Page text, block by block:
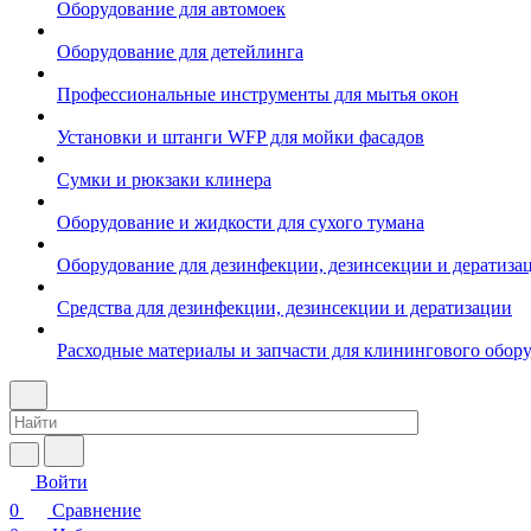
Оборудование для автомоек
Оборудование для детейлинга
Профессиональные инструменты для мытья окон
Установки и штанги WFP для мойки фасадов
Сумки и рюкзаки клинера
Оборудование и жидкости для сухого тумана
Оборудование для дезинфекции, дезинсекции и
Средства для дезинфекции, дезинсекции и дератизации
Расходные материалы и запчасти для клинингового
Войти
0
Сравнение